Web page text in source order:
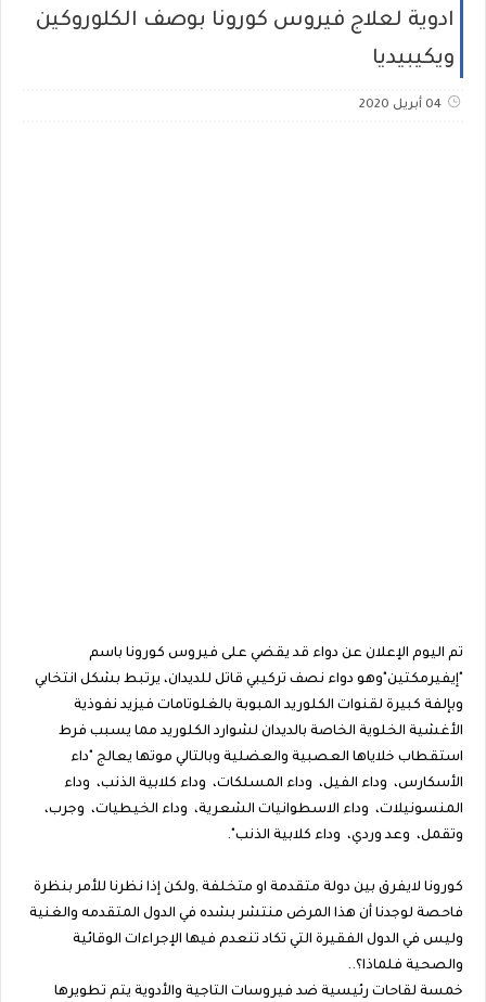
ادوية لعلاج فيروس كورونا بوصف الكلوروكين
ويكيبيديا
04 أبريل 2020
تم اليوم الإعلان عن دواء قد يقضي على فيروس كورونا باسم
"إيفيرمكتين"وهو دواء نصف تركيبي قاتل للديدان، يرتبط بشكل انتخابي
وبإلفة كبيرة لقنوات الكلوريد المبوبة بالغلوتامات فيزيد نفوذية
الأغشية الخلوية الخاصة بالديدان لشوارد الكلوريد مما يسبب فرط
استقطاب خلاياها العصبية والعضلية وبالتالي موتها يعالج "داء
الأسكارس، وداء الفيل، وداء المسلكات، وداء كلابية الذنب، وداء
المنسونيلات، وداء الاسطوانيات الشعرية، وداء الخيطيات، وجرب،
وتقمل، وعد وردي، وداء كلابية الذنب".
كورونا لايفرق بين دولة متقدمة او متخلفة ,ولكن إذا نظرنا للأمر بنظرة
فاحصة لوجدنا أن هذا المرض منتشر بشده في الدول المتقدمه والغنية
وليس في الدول الفقيرة التي تكاد تنعدم فيها الإجراءات الوقائية
والصحية فلماذا؟..
خمسة لقاحات رئيسية ضد فيروسات التاجية والأدوية يتم تطويرها